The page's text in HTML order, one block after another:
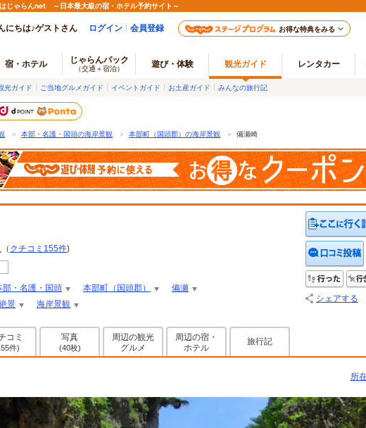
じゃらんnet ～日本最大級の宿・ホテル予約サイト～
にちは♪ゲストさん ログイン 会員登録 お得な特典をみる
宿・ホテル じゃらんパック
（交通＋宿泊） 遊び・体験 観光ガイド レンタカー
光ガイド ご当地グルメガイド イベントガイド お土産ガイド みんなの旅行記
＞ 本部・名護・国頭の海岸景観 ＞ 本部町（国頭郡）の海岸景観 ＞ 備瀬崎
（ クチコミ 155件)
部・名護・国頭 本部町（国頭郡）
備瀬
景 海岸景観
行っ
シェアする
コミ
件)
写真
(40枚)
周辺の観光
グルメ
周辺の宿・
ホテル
旅行記
所